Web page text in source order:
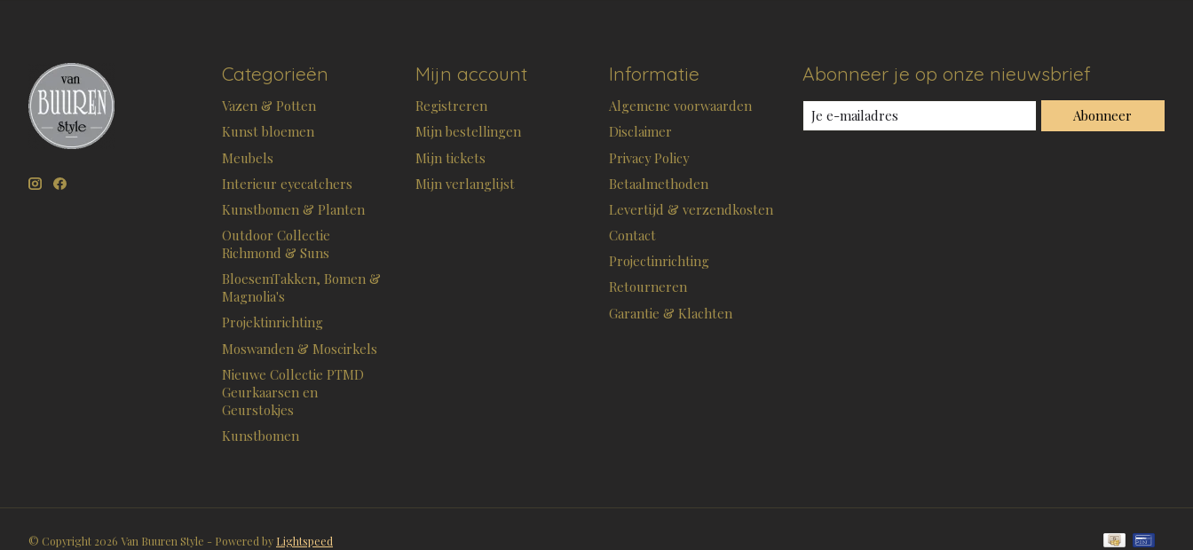
Categorieën
Vazen & Potten
Kunst bloemen
Meubels
Interieur eyecatchers
Kunstbomen & Planten
Outdoor Collectie
Richmond & Suns
BloesemTakken, Bomen &
Magnolia's
Projektinrichting
Moswanden & Moscirkels
Nieuwe Collectie PTMD
Geurkaarsen en
Geurstokjes
Kunstbomen
Mijn account
Registreren
Mijn bestellingen
Mijn tickets
Mijn verlanglijst
Informatie
Algemene voorwaarden
Disclaimer
Privacy Policy
Betaalmethoden
Levertijd & verzendkosten
Contact
Projectinrichting
Retourneren
Garantie & Klachten
Abonneer je op onze nieuwsbrief
Abonneer
© Copyright 2026 Van Buuren Style - Powered by Lightspeed